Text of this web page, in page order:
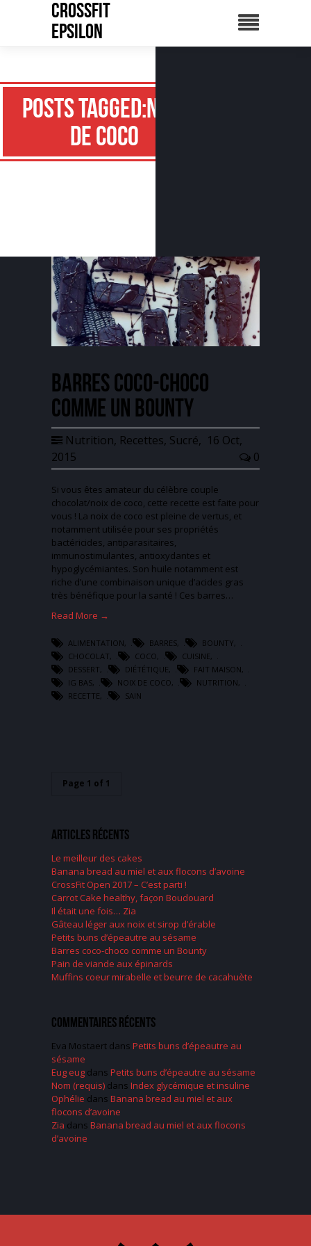
CrossFit
Epsilon
Posts Tagged:Noix
de coco
Barres coco-choco
comme un Bounty
Nutrition, Recettes, Sucré, 16 Oct,
2015
0
Si vous êtes amateur du célèbre couple
chocolat/noix de coco, cette recette est faite pour
vous ! La noix de coco est pleine de vertus, et
notamment utilisée pour ses propriétés
bactéricides, antiparasitaires,
immunostimulantes, antioxydantes et
hypoglycémiantes. Son huile notamment est
riche d’une combinaison unique d’acides gras
très bénéfique pour la santé ! Ces barres…
Read More →
ALIMENTATION, BARRES, BOUNTY,
CHOCOLAT, COCO, CUISINE,
DESSERT, DIÉTÉTIQUE, FAIT MAISON,
IG BAS, NOIX DE COCO, NUTRITION,
RECETTE, SAIN
Page 1 of 1
Articles récents
Le meilleur des cakes
Banana bread au miel et aux flocons d’avoine
CrossFit Open 2017 – C’est parti !
Carrot Cake healthy, façon Boudouard
Il était une fois… Zia
Gâteau léger aux noix et sirop d’érable
Petits buns d’épeautre au sésame
Barres coco-choco comme un Bounty
Pain de viande aux épinards
Muffins coeur mirabelle et beurre de cacahuète
Commentaires récents
Eva Mostaert dans Petits buns d’épeautre au
sésame
Eug eug dans Petits buns d’épeautre au sésame
Nom (requis) dans Index glycémique et insuline
Ophélie dans Banana bread au miel et aux
flocons d’avoine
Zia dans Banana bread au miel et aux flocons
d’avoine